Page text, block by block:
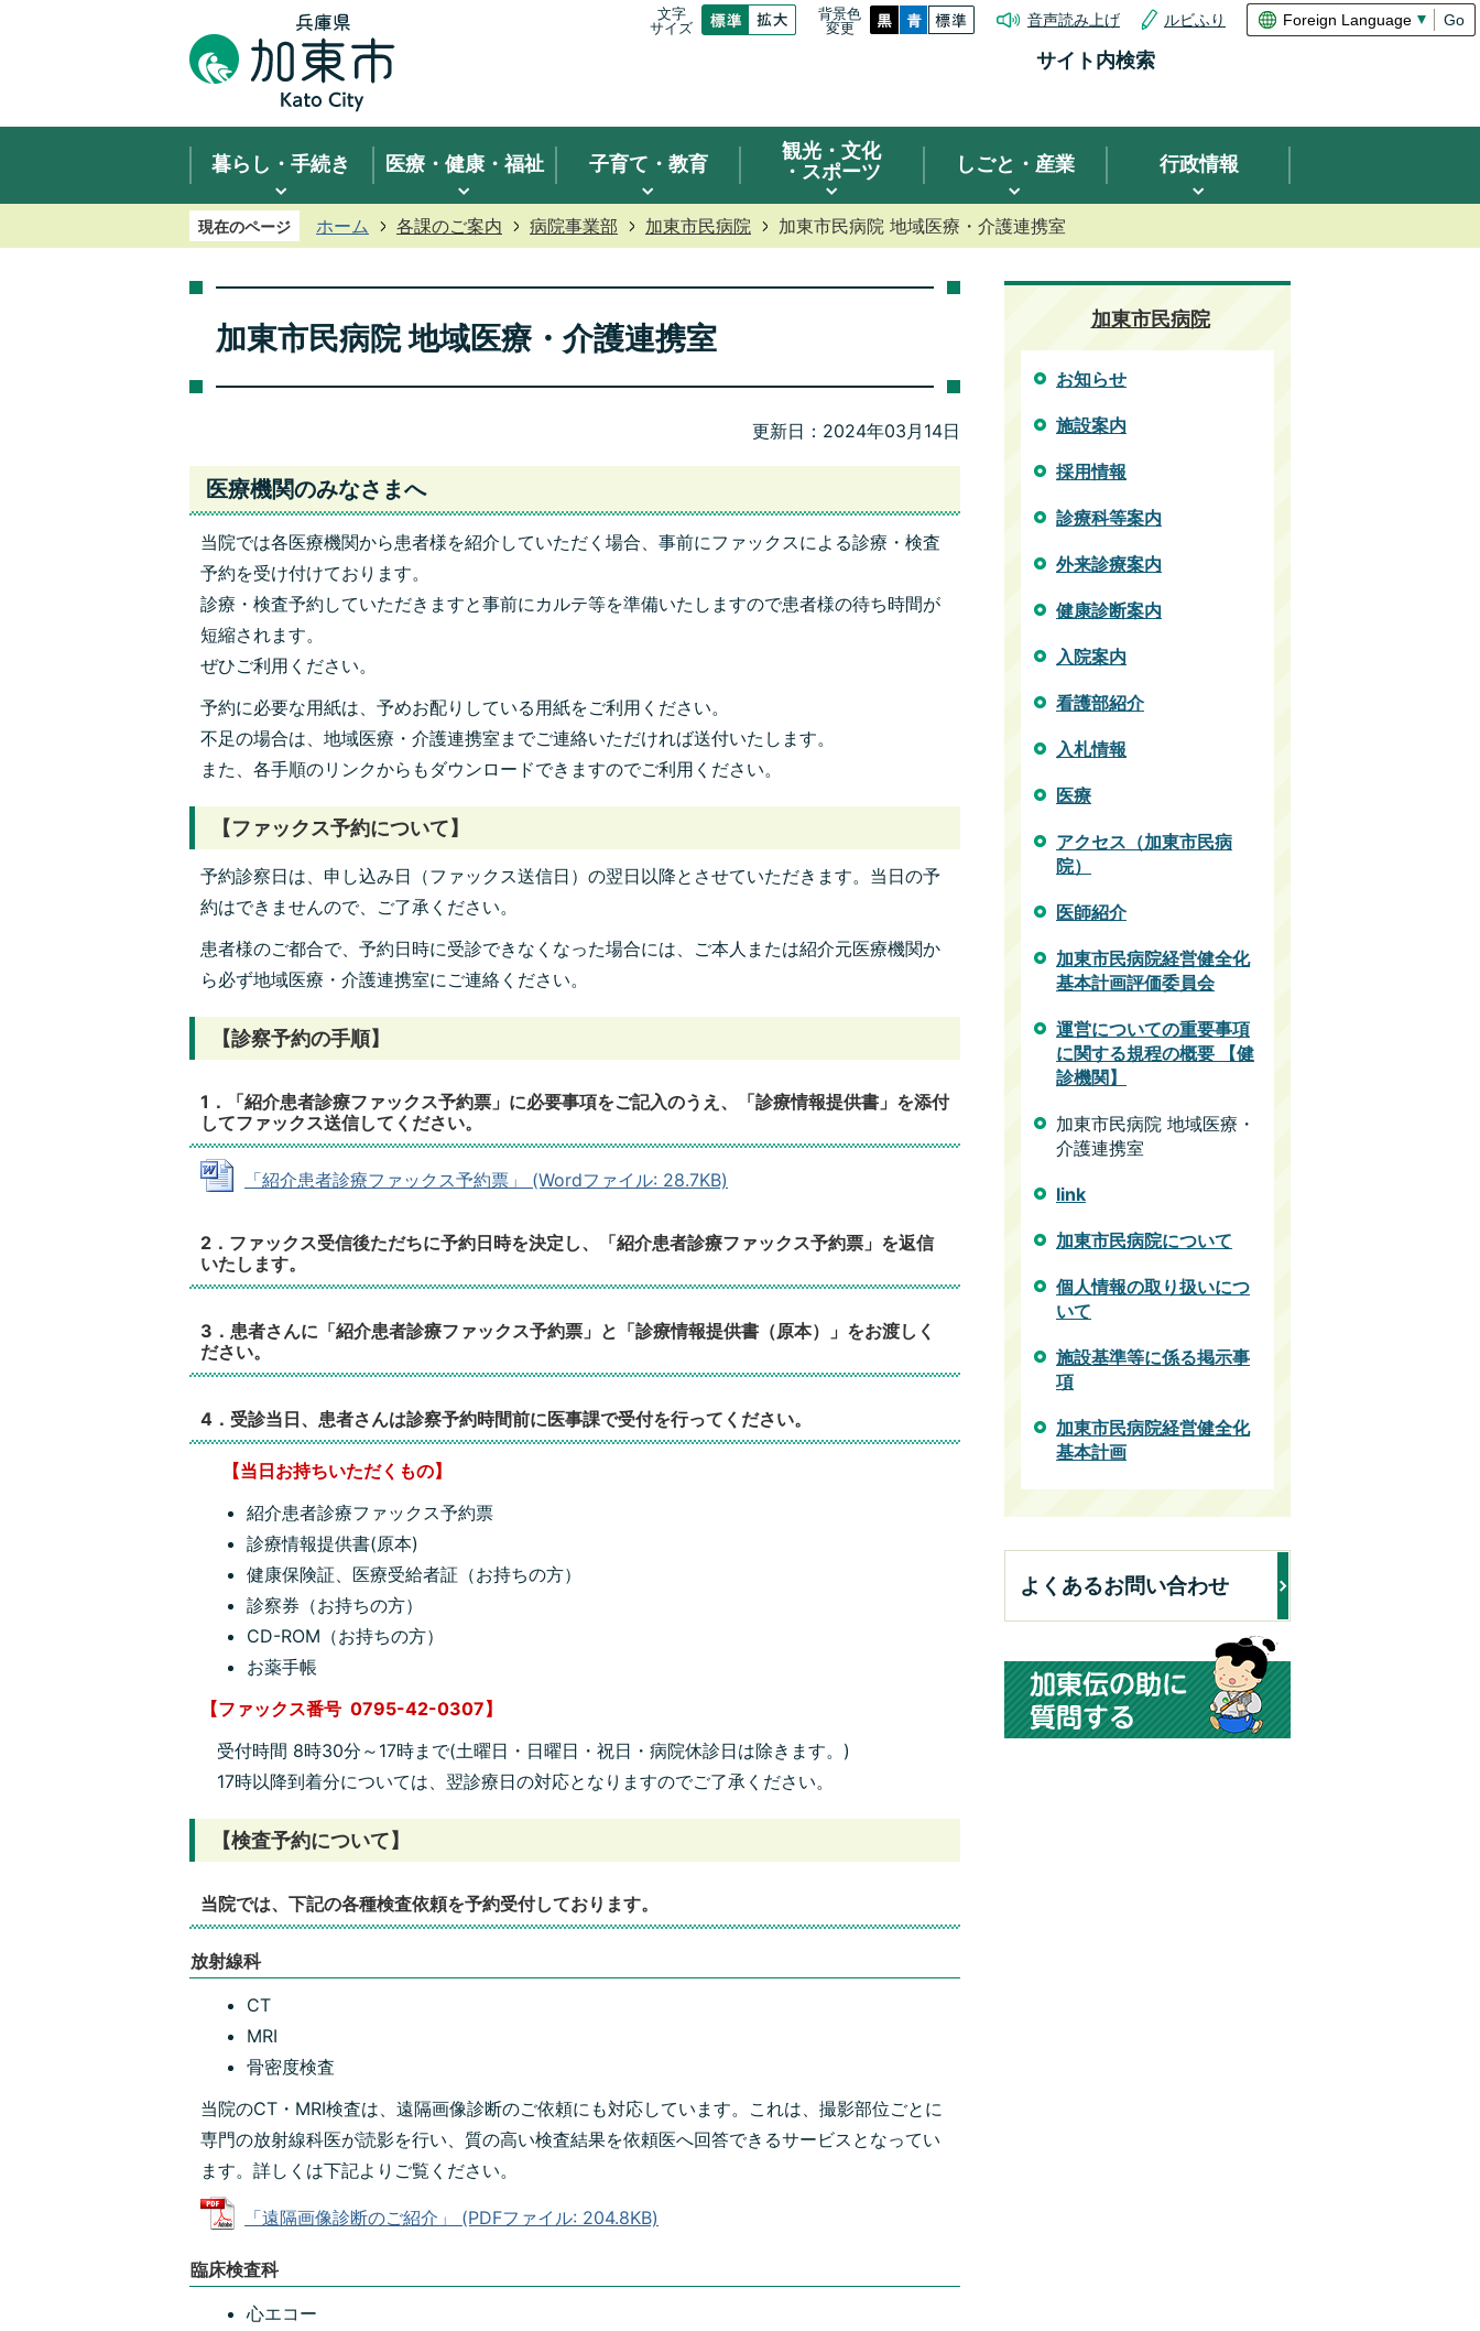
文字
サイズ
背景色
変更
音声読み上げ ルビふり Go
サイト内検索
暮らし・手続き 医療・健康・福祉 子育て・教育
観光 ・文化
・スポーツ
しごと・産業 行政情報
現在のページ ホーム 各課のご案内 病院事業部 加東市民病院 加東市民病院 地域医療・介護連携室
加東市民病院 地域医療・介護連携室
更新日：2024年03月14日
医療機関のみなさまへ
当院では各医療機関から患者様を紹介していただく場合、事前にファックスによる診療・検査
予約を受け付けております。
診療・検査予約していただきますと事前にカルテ等を準備いたしますので患者様の待ち時間が
短縮されます。
ぜひご利用ください。
予約に必要な用紙は、予めお配りしている用紙をご利用ください。
不足の場合は、地域医療・介護連携室までご連絡いただければ送付いたします。
また、各手順のリンクからもダウンロードできますのでご利用ください。
【ファックス予約について】
予約診察日は、申し込み日（ファックス送信日）の翌日以降とさせていただきます。当日の予
約はできませんので、ご了承ください。
患者様のご都合で、予約日時に受診できなくなった場合には、ご本人または紹介元医療機関か
ら必ず地域医療・介護連携室にご連絡ください。
【診察予約の手順】
1．「紹介患者診療ファックス予約票」に必要事項をご記入のうえ、「診療情報提供書」を添付
してファックス送信してください。
「紹介患者診療ファックス予約票」 (Wordファイル: 28.7KB)
2．ファックス受信後ただちに予約日時を決定し、「紹介患者診療ファックス予約票」を返信
いたします。
3．患者さんに「紹介患者診療ファックス予約票」と「診療情報提供書（原本）」をお渡しく
ださい。
4．受診当日、患者さんは診察予約時間前に医事課で受付を行ってください。
【当日お持ちいただくもの】
紹介患者診療ファックス予約票
診療情報提供書(原本)
健康保険証、医療受給者証（お持ちの方）
診察券（お持ちの方）
CD-ROM（お持ちの方）
お薬手帳
【ファックス番号 0795-42-0307】
受付時間 8時30分～17時まで(土曜日・日曜日・祝日・病院休診日は除きます。)
17時以降到着分については、翌診療日の対応となりますのでご了承ください。
【検査予約について】
当院では、下記の各種検査依頼を予約受付しております。
放射線科
CT
MRI
骨密度検査
当院のCT・MRI検査は、遠隔画像診断のご依頼にも対応しています。これは、撮影部位ごとに
専門の放射線科医が読影を行い、質の高い検査結果を依頼医へ回答できるサービスとなってい
ます。詳しくは下記よりご覧ください。
「遠隔画像診断のご紹介」 (PDFファイル: 204.8KB)
臨床検査科
心エコー
加東市民病院
お知らせ
施設案内
採用情報
診療科等案内
外来診療案内
健康診断案内
入院案内
看護部紹介
入札情報
医療
アクセス（加東市民病
院）
医師紹介
加東市民病院経営健全化
基本計画評価委員会
運営についての重要事項
に関する規程の概要 【健
診機関】
加東市民病院 地域医療・
介護連携室
link
加東市民病院について
個人情報の取り扱いにつ
いて
施設基準等に係る掲示事
項
加東市民病院経営健全化
基本計画
よくあるお問い合わせ